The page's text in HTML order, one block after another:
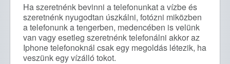
Ha szeretnénk bevinni a telefonunkat a vízbe és
szeretnénk nyugodtan úszkálni, fotózni miközben
a telefonunk a tengerben, medencében is velünk
van vagy esetleg szeretnénk telefonálni akkor az
Iphone telefonoknál csak egy megoldás létezik, ha
veszünk egy vízálló tokot.